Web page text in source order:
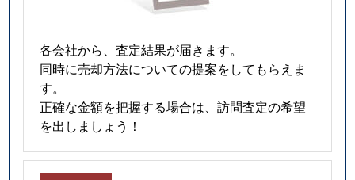
各会社から、査定結果が届きます。
同時に売却方法についての提案をしてもらえま
す。
正確な金額を把握する場合は、訪問査定の希望
を出しましょう！